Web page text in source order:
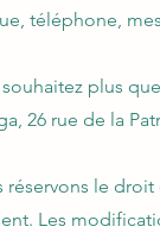
téléphone,
souhaitez plus
26 rue de la
réservons le
Les